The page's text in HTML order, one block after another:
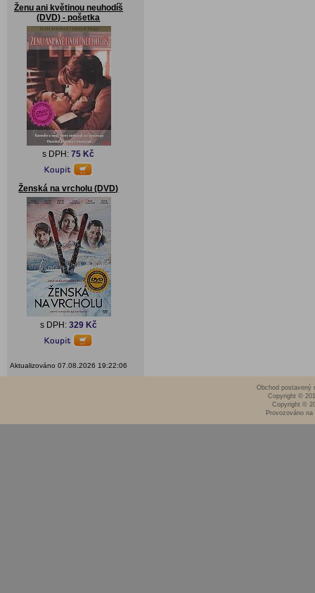
Ženu ani květinou neuhodíš
(DVD) - pošetka
s DPH:75 Kč
Ženská na vrcholu (DVD)
s DPH: 329 Kč
Aktualizováno 07.08.2026 19:22:06
Obchod postavený
Copyright ©
Copyright ©
Provozováno